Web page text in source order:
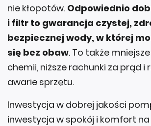
nie kłopotów. Odpowiednio
i filtr to gwarancja czystej,
bezpiecznej wody, w której
się bez obaw. To także
chemii, niższe rachunki za prąd i
awarie sprzętu.
Inwestycja w dobrej jakości
inwestycja w spokój i komfort na